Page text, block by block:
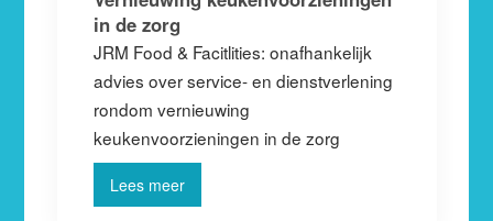
in de zorg
JRM Food & Facitlities: onafhankelijk
advies over service- en dienstverlening
rondom vernieuwing
keukenvoorzieningen in de zorg
Lees meer